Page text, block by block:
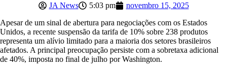
JA News 5:03 pm
novembro 15, 2025
Apesar de um sinal de abertura para negociações com os Estados
Unidos, a recente suspensão da tarifa de 10% sobre 238 produtos
representa um alívio limitado para a maioria dos setores brasileiros
afetados. A principal preocupação persiste com a sobretaxa adicional
de 40%, imposta no final de julho por Washington.